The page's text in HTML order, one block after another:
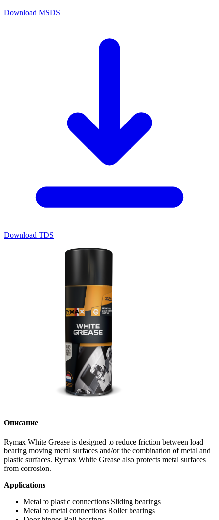
Download MSDS
Download TDS
Описание
Rymax White Grease is designed to reduce friction between load
bearing moving metal surfaces and/or the combination of metal and
plastic surfaces. Rymax White Grease also protects metal surfaces
from corrosion.
Applications
Metal to plastic connections Sliding bearings
Metal to metal connections Roller bearings